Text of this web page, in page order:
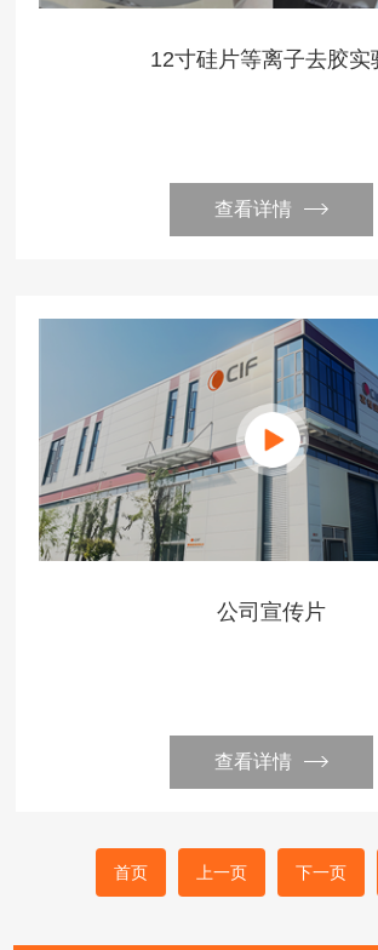
12寸硅片等离子去胶实
查看详情
公司宣传片
查看详情
首页 上一页 下一页